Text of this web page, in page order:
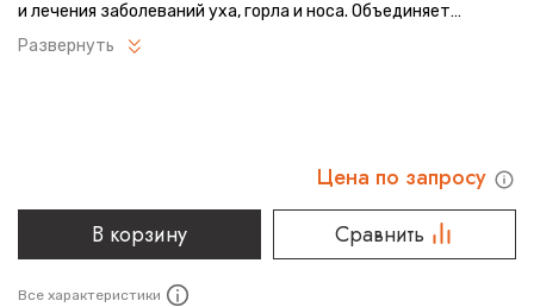
и лечения заболеваний уха, горла и носа. Объединяет
диагностические и терапевтические функции в одном
устройстве. Обеспечивает высокую точность осмотра
Развернуть
Цена по запросу
В корзину
Сравнить
Все характеристики